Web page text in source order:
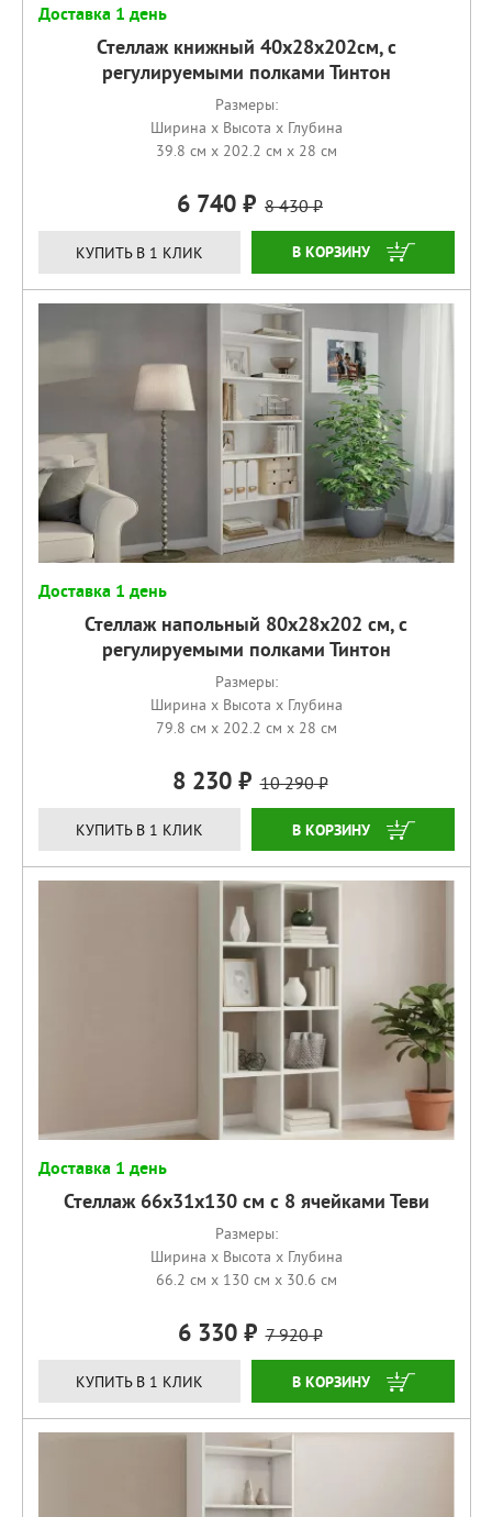
Доставка 1 день
Стеллаж книжный 40x28x202см, с
регулируемыми полками Тинтон
Размеры:
Ширина x Высота x Глубина
39.8 см x 202.2 см x 28 см
6 740 8 430
КУПИТЬ В 1 КЛИК КУПИТЬ
Доставка 1 день
Стеллаж напольный 80х28х202 см, с
регулируемыми полками Тинтон
Размеры:
Ширина x Высота x Глубина
79.8 см x 202.2 см x 28 см
8 230 10 290
КУПИТЬ В 1 КЛИК КУПИТЬ
Доставка 1 день
Стеллаж 66х31х130 см с 8 ячейками Теви
Размеры:
Ширина x Высота x Глубина
66.2 см x 130 см x 30.6 см
6 330 7 920
КУПИТЬ В 1 КЛИК КУПИТЬ